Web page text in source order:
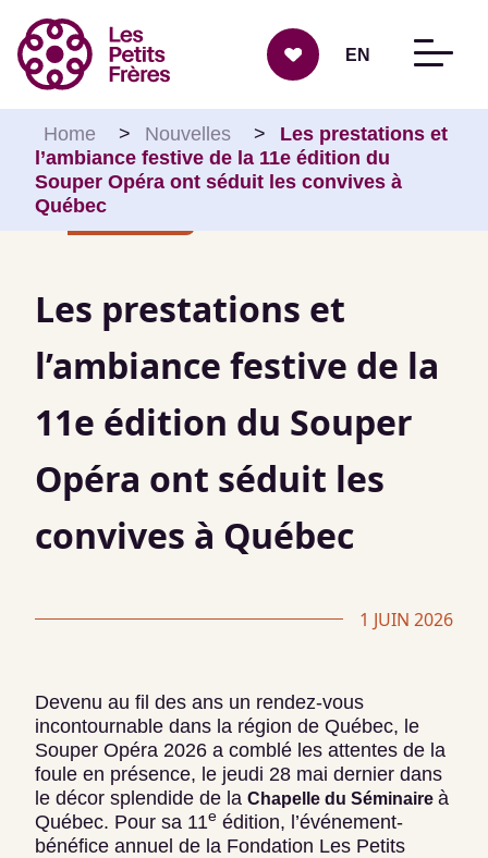
EN
Home > Nouvelles >
Les prestations et
l’ambiance festive de la 11e édition du
Souper Opéra ont séduit les convives à
QuébecNationales
Les prestations et
l’ambiance festive de la
11e édition du Souper
Opéra ont séduit les
convives à Québec
1 JUIN 2026
Devenu au fil des ans un rendez-vous
incontournable dans la région de Québec, le
Souper Opéra 2026 a comblé les attentes de la
foule en présence, le jeudi 28 mai dernier dans
le décor splendide de la Chapelle du Séminaire à
Québec. Pour sa 11e édition, l’événement-
bénéfice annuel de la Fondation Les Petits